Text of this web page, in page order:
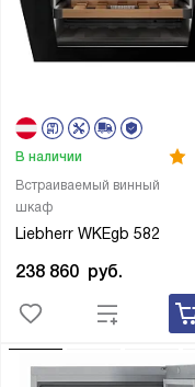
Встраиваемый винный
шкаф
Liebherr WKEgb 582
В наличии
238 860 руб.